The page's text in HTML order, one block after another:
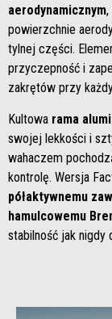
aerodynamicznym,
powierzchnie
tylnej części.
przyczepność i
zakrętów przy
Kultowa rama
swojej lekkości i
wahaczem
kontrolę. Wersja
półaktywnemu
hamulcowemu
stabilność jak nigdy